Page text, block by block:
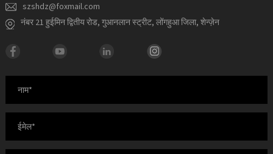
szshdz@foxmail.com
नंबर 21 हुईमिन द्वितीय रोड, गुआनलान स्ट्रीट, लोंगहुआ जिला, शेन्ज़ेन